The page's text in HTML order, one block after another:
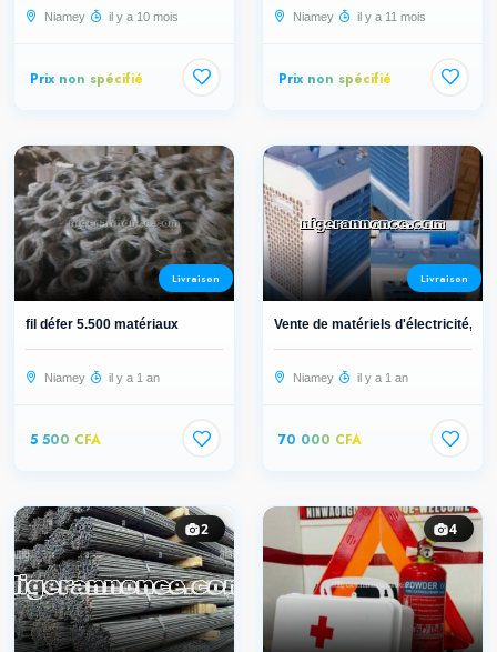
Niamey il y a 10 mois
Prix non spécifié
Niamey il y a 11 mois
Prix non spécifié
Livraison
fil défer 5.500 matériaux
Niamey il y a 1 an
5 500 CFA
Livraison
Vente de matériels d'électricité, d...
Niamey il y a 1 an
70 000 CFA
2 4